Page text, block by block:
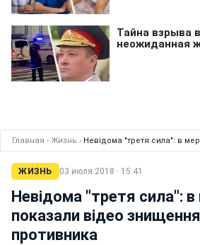
Главная › Жизнь › Невідома "третя сила": в
ЖИЗНЬ 03 июля 2018 · 15:41
Невідома "третя сила":
показали відео
противника